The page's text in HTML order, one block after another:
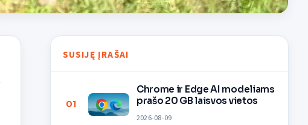
SUSIJĘ ĮRAŠAI
01
Chrome ir Edge AI modeliams
prašo 20 GB laisvos vietos
2026-08-09